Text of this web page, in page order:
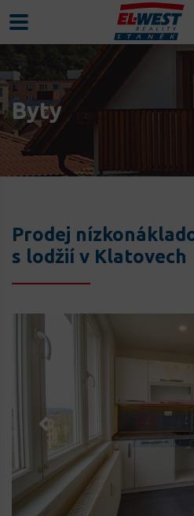
Byty
Prodej
s lodžií v Klatovech